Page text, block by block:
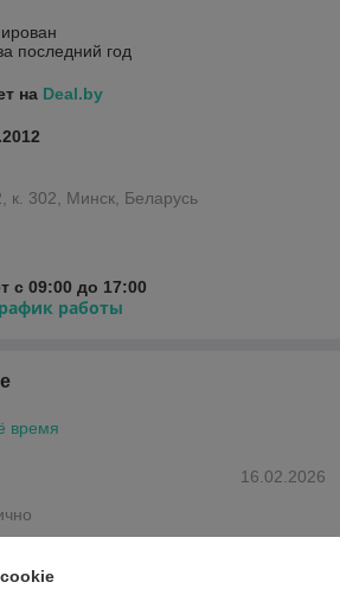
последний год
на Deal.by
к. 302, Минск, Беларусь
с 09:00 до 17:00
работы
время
16.02.2026